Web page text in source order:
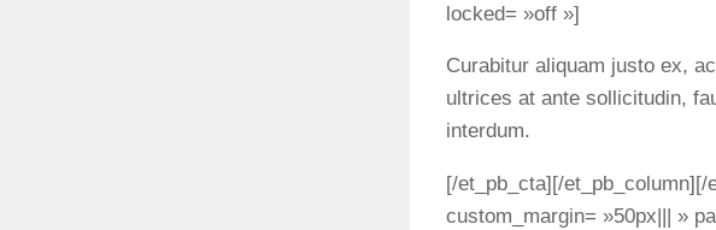
locked= »off »]
Curabitur aliquam justo ex,
ultrices at ante sollicitudin,
interdum.
[/et_pb_cta][/
custom_margin= »50px||| »